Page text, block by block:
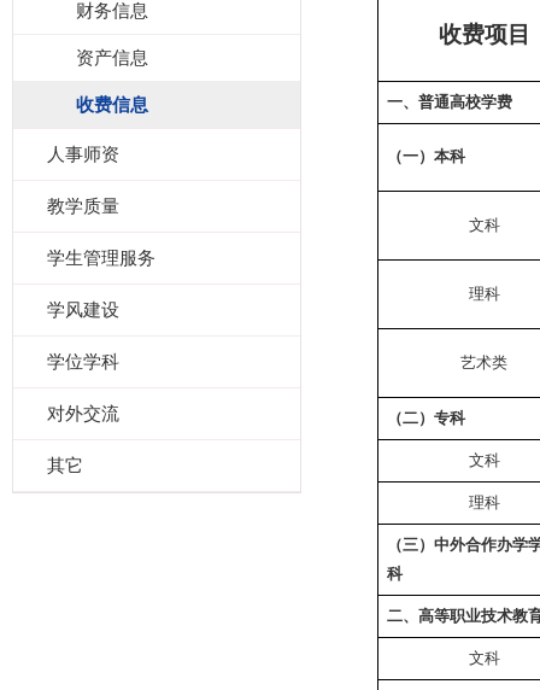
财务信息
资产信息
收费信息
人事师资
教学质量
学生管理服务
学风建设
学位学科
对外交流
其它
收费项目
一、普通高校学费
（一）本科
文科
理科
艺术类
（二）专科
文科
理科
（三）中外合作办学
科
二、高等职业技术教
文科